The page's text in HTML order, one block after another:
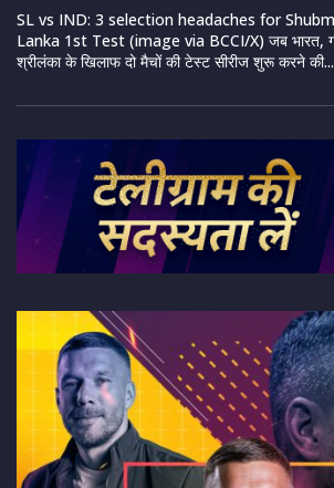
SL vs IND: 3 selection headaches for
Lanka 1st Test (image via BCCI/X) जब भारत,
श्रीलंका के खिलाफ दो मैचों की टेस्ट सीरीज शुरू करने की...